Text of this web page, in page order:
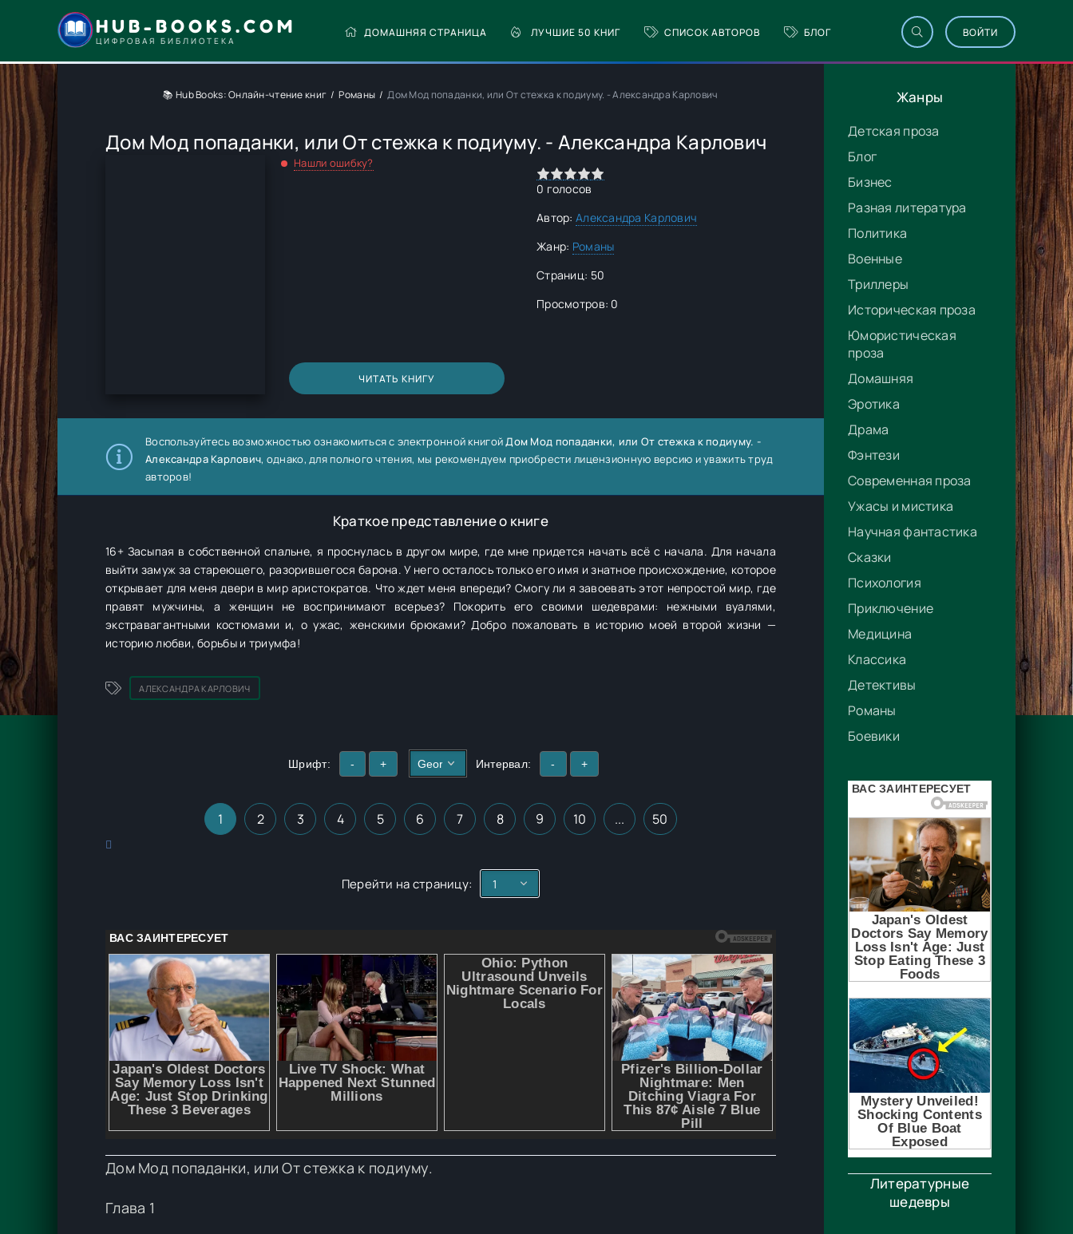
HUB-BOOKS.COM
ЦИФРОВАЯ БИБЛИОТЕКА
ДОМАШНЯЯ СТРАНИЦА ЛУЧШИЕ 50 КНИГ СПИСОК АВТОРОВ БЛОГ ВОЙТИ
Жанры
Детская проза
Блог
Бизнес
Разная литература
Политика
Военные
Триллеры
Историческая проза
Юмористическая
проза
Домашняя
Эротика
Драма
Фэнтези
Современная проза
Ужасы и мистика
Научная фантастика
Сказки
Психология
Приключение
Медицина
Классика
Детективы
Романы
Боевики
Литературные
шедевры
📚 Hub Books: Онлайн-чтение книг Романы Дом Мод попаданки, или От стежка к подиуму. - Александра Карлович
Дом Мод попаданки, или От стежка к подиуму. - Александра Карлович
Нашли ошибку?
ЧИТАТЬ КНИГУ
0 голосов
Автор: Александра Карлович
Жанр: Романы
Страниц: 50
Просмотров: 0
Воспользуйтесь возможностью ознакомиться с электронной книгойДом Мод попаданки, или От стежка к подиуму. -
Александра Карлович, однако, для полного чтения, мы рекомендуем приобрести лицензионную версию и уважить труд
авторов!
Краткое представление о книге
16+ Засыпая в собственной спальне, я проснулась в другом мире, где мне придется начать всё с начала. Для начала
выйти замуж за стареющего, разорившегося барона. У него осталось только его имя и знатное происхождение, которое
открывает для меня двери в мир аристократов. Что ждет меня впереди? Смогу ли я завоевать этот непростой мир, где
правят мужчины, а женщин не воспринимают всерьез? Покорить его своими шедеврами: нежными вуалями,
экстравагантными костюмами и, о ужас, женскими брюками? Добро пожаловать в историю моей второй жизни —
историю любви, борьбы и триумфа!
АЛЕКСАНДРА КАРЛОВИЧ
Шрифт: - + Интервал: - +
1 2 3 4 5 6 7 8 9 10 ... 50
Перейти на страницу:
Дом Мод попаданки, или От стежка к подиуму.
Глава 1